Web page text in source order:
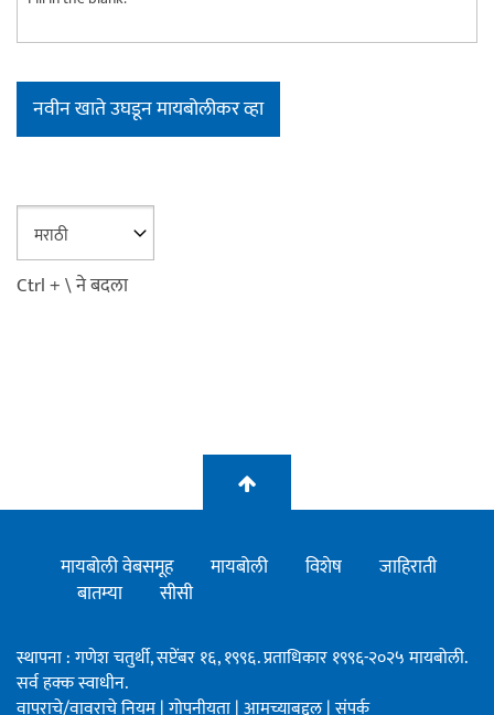
Ctrl + \ ने बदला
मायबोली वेबसमूह मायबोली विशेष
जाहिराती
बातम्या
सीसी
स्थापना : गणेश चतुर्थी, सप्टेंबर १६, १९९६. प्रताधिकार १९९६-२०२५ मायबोली.
सर्व हक्क स्वाधीन.
वापराचे/वावराचे नियम|गोपनीयता|आमच्याबद्दल|संपर्क